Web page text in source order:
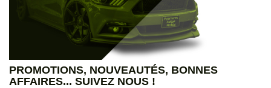
PROMOTIONS, NOUVEAUTÉS, BONNES
AFFAIRES... SUIVEZ NOUS !